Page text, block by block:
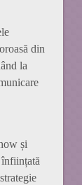
din
la
și
înființată